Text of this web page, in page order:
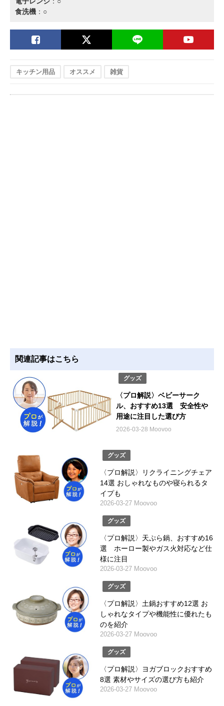
食洗機 ：○
キッチン用品 オススメ 雑貨
関連記事はこちら
グッズ
〈プロ解説〉ベビーサーク
ル、おすすめ13選 安全性や
用途に注目した選び方
2026-03-28 Moovoo
グッズ
〈プロ解説〉リクライニングチェア
14選 おしゃれなものや寝られるタ
イプも
2026-03-27 Moovoo
グッズ
〈プロ解説〉天ぷら鍋、おすすめ16
選 ホーロー製やガス火対応など仕
様に注目
2026-03-27 Moovoo
グッズ
〈プロ解説〉土鍋おすすめ12選 お
しゃれなタイプや機能性に優れたも
のを紹介
2026-03-27 Moovoo
グッズ
〈プロ解説〉ヨガブロックおすすめ
8選 素材やサイズの選び方も紹介
2026-03-27 Moovoo